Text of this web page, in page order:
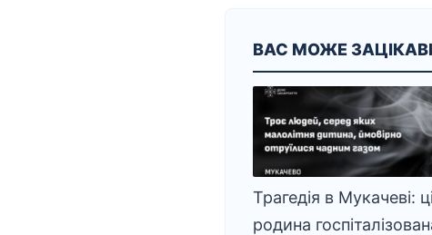
ВАС МОЖЕ
Трагедія в Мукачеві:
родина